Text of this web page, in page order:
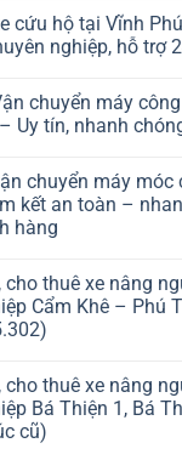
cứu hộ tại Vĩnh
nghiệp, hỗ trợ
chuyển máy
Uy tín, nhanh
chuyển máy móc
kết an toàn –
hàng
cho thuê xe nâng
Cẩm Khê – Phú
cho thuê xe nâng
Bá Thiện 1, Bá
cũ)